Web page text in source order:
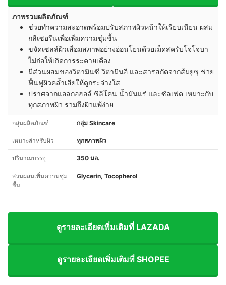
ภาพรวมผลิตภัณฑ์
ช่วยทำความสะอาดพร้อมปรับสภาพผิวหน้าให้เรียบเนียน ผสม
กลีเซอรีนเพื่อเพิ่มความชุ่มชื้น
ขจัดเซลล์ผิวเสื่อมสภาพอย่างอ่อนโยนด้วยเม็ดสครับโจโจบา
ไม่ก่อให้เกิดการระคายเคือง
มีส่วนผสมของวิตามินซี วิตามินอี และสารสกัดจากส้มยูซุ ช่วย
ฟื้นฟูผิวคล้ำเสียให้ดูกระจ่างใส
ปราศจากแอลกอฮอล์ ซิลิโคน น้ำมันแร่ และซัลเฟต เหมาะกับ
ทุกสภาพผิว รวมถึงผิวแพ้ง่าย
กลุ่มผลิตภัณฑ์ กลุ่ม Skincare
เหมาะสำหรับผิว ทุกสภาพผิว
ปริมาณบรรจุ 350 มล.
ส่วนผสมเพิ่มความชุ่ม
ชื้น
Glycerin, Tocopherol
ดูรายละเอียดเพิ่มเติมที่ LAZADA
ดูรายละเอียดเพิ่มเติมที่ SHOPEE